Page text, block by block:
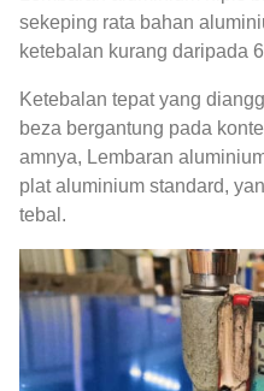
sekeping rata bahan
ketebalan kurang daripada
Ketebalan tepat yang
beza bergantung pada
amnya, Lembaran
plat aluminium standard,
tebal.